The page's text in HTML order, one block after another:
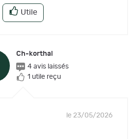
Utile
Ch-korthal
4 avis laissés
1 utile reçu
le 23/05/2026